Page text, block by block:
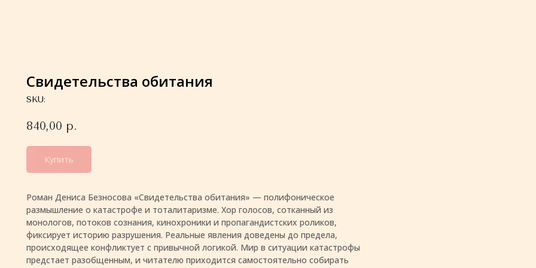
Свидетельства обитания
SKU:
840,00 р.
Купить
Роман Дениса Безносова «Свидетельства обитания» — полифоническое
размышление о катастрофе и тоталитаризме. Хор голосов, сотканный из
монологов, потоков сознания, кинохроники и пропагандистских роликов,
фиксирует историю разрушения. Реальные явления доведены до предела,
происходящее конфликтует с привычной логикой. Мир в ситуации катастрофы
предстает разобщенным, и читателю приходится самостоятельно собирать